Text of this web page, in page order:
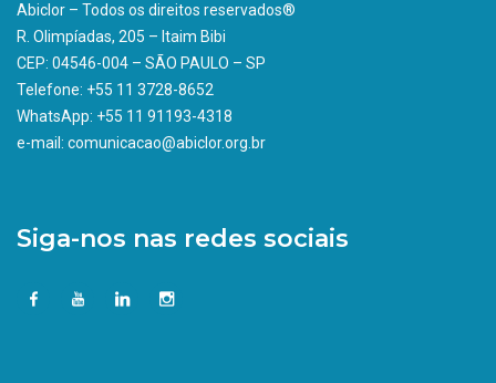
Abiclor – Todos os direitos reservados®
R. Olimpíadas, 205 – Itaim Bibi
CEP: 04546-004 – SÃO PAULO – SP
Telefone: +55 11 3728-8652
WhatsApp: +55 11 91193-4318
e-mail: comunicacao@abiclor.org.br
Siga-nos nas redes sociais